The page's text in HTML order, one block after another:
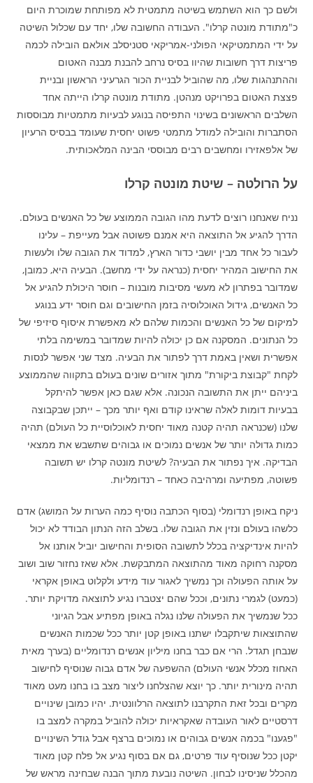
ולשם כך הוא השתמש בשיטה מתמטית לא מפותחת שמוכרת היום
כ"מתודת מונטה קרלו". העבודה החשובה שלו, יחד עם שכלול השיטה
על ידי המתמטיקאי הפולני-אמריקאי סטניסלב אולאם הובילה לכמה
פריצות דרך חשובות שהיוו בסיס נרחב להבנת מבנה האטום
וההתנהגות שלו, מה שהוביל לבניית הכור הגרעיני הראשון ובניית
פצצת האטום בפרויקט מנהטן. מתודת מונטה קרלו הייתה אחד
השלבים הראשונים בשינוי התפיסה בנוגע לבעיות מתמטיות מבוססות
הסתברות והובילה למודל מתמטי פשוט יחסית שעומד בבסיס הרעיון
של אלפאזירו ומחשבים רבים מבוססי הבינה המלאכותית.
על הרולטה – שיטת מונטה קרלו
נניח שאנחנו רוצים לדעת מהו הגובה הממוצע של כל האנשים בעולם.
הדרך להגיע אל התוצאה היא אמנם פשוטה אבל מעייפת – עלינו
לעבור כל אחד מבין יושבי כדור הארץ, למדוד את הגובה שלו ולעשות
את החישוב המהיר יחסית (כנראה על ידי מחשב). הבעיה היא, כמובן,
שמדובר בפתרון לא מעשי מסיבות מובנות – חוסר היכולת להגיע אל
כל האנשים, גידול האוכלוסיה בזמן החישובים וגם חוסר ידע בנוגע
למיקום של כל האנשים והכמות שלהם לא מאפשרת איסוף סיזיפי של
כל הנתונים. המסקנה אם כן יכולה להיות שמדובר במשימה בלתי
אפשרית ושאין באמת דרך לפתור את הבעיה. מצד שני אפשר לנסות
לקחת "קבוצת ביקורת" מתוך אזורים שונים בעולם בתקווה שהממוצע
ביניהם ייתן את התשובה הנכונה. אלא שגם כאן אפשר להיתקל
בבעיות דומות לאלה שראינו קודם ואף יותר מכך – ייתכן שבקבוצה
שלנו (שכנראה תהיה קטנה מאוד יחסית לאוכלוסיית כל העולם) תהיה
כמות גדולה יותר של אנשים נמוכים או גבוהים שתשבש את ממצאי
הבדיקה. איך נפתור את הבעיה? לשיטת מונטה קרלו יש תשובה
פשוטה, מפתיעה ומרהיבה כאחד – רנדומליות.
ניקח באופן רנדומלי (בסוף הכתבה נוסיף כמה הערות על המושג) אדם
כלשהו בעולם ונזין את הגובה שלו. בשלב הזה הנתון הבודד לא יכול
להיות אינדיקציה בכלל לתשובה הסופית והחישוב יוביל אותנו אל
מסקנה רחוקה מאוד מהתוצאה המתבקשת. אלא שאז נחזור שוב ושוב
על אותה הפעולה וכך נמשיך לאגור עוד מידע ולקלוט באופן אקראי
(כמעט) לגמרי נתונים, וככל שהם יצטברו נגיע לתוצאה מדויקת יותר.
ככל שנמשיך את הפעולה שלנו נגלה באופן מפתיע אבל הגיוני
שהתוצאות שיתקבלו ישתנו באופן קטן יותר ככל שכמות האנשים
שנבחן תגדל. הרי אם כבר בחנו מיליון אנשים רנדומליים (בערך מאית
האחוז מכלל אנשי העולם) ההשפעה של אדם גבוה שנוסיף לחישוב
תהיה מינורית יותר. כך יוצא שהצלחנו ליצור מצב בו בחנו מעט מאוד
מקרים ובכל זאת התקרבנו לתוצאה הרלוונטית. יהיו כמובן שינויים
דרסטיים לאור העובדה שאקראיות יכולה להוביל במקרה למצב בו
"פגענו" בכמה אנשים גבוהים או נמוכים ברצף אבל גודל השינויים
יקטן ככל שנוסיף עוד פרטים, גם אם בסוף נגיע אל פלח קטן מאוד
מהכלל שניסינו לבחון. השיטה נובעת מתוך הבנה שבחינה מראש של